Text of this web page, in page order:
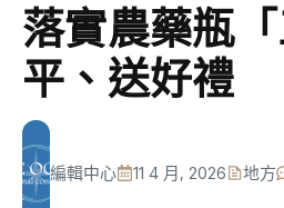
落實農藥瓶
平、送好禮
編輯中心 11 4 月, 2026 地方